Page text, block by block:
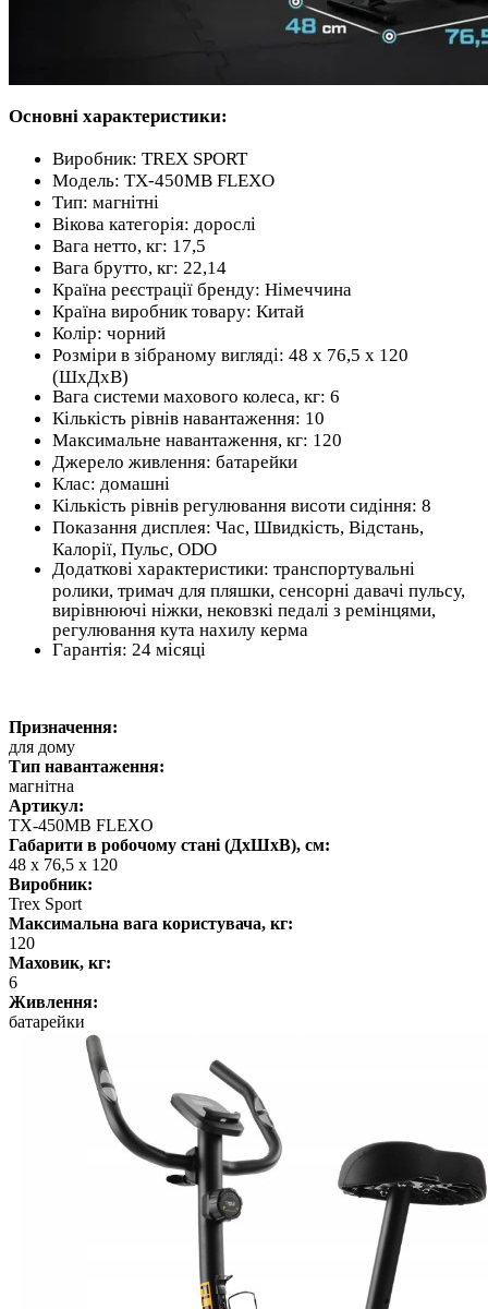
Основні характеристики:
Виробник: TREX SPORT
Модель: TX-450MB FLEXO
Тип: магнітні
Вікова категорія: дорослі
Вага нетто, кг: 17,5
Вага брутто, кг: 22,14
Країна реєстрації бренду: Німеччина
Країна виробник товару: Китай
Колір: чорний
Розміри в зібраному вигляді: 48 х 76,5 х 120
(ШхДхВ)
Вага системи махового колеса, кг: 6
Кількість рівнів навантаження: 10
Максимальне навантаження, кг: 120
Джерело живлення: батарейки
Клас: домашні
Кількість рівнів регулювання висоти сидіння: 8
Показання дисплея: Час, Швидкість, Відстань,
Калорії, Пульс, ОDO
Додаткові характеристики: транспортувальні
ролики, тримач для пляшки, сенсорні давачі пульсу,
вирівнюючі ніжки, нековзкі педалі з ремінцями,
регулювання кута нахилу керма
Гарантія: 24 місяці
Призначення:
для дому
Тип навантаження:
магнітна
Артикул:
TX-450MB FLEXO
Габарити в робочому стані (ДхШхВ), см:
48 х 76,5 х 120
Виробник:
Trex Sport
Максимальна вага користувача, кг:
120
Маховик, кг:
6
Живлення:
батарейки